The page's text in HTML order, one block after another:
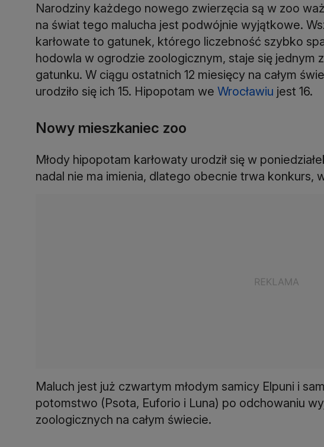
Narodziny każdego nowego zwierzęcia są w zoo
na świat tego malucha jest podwójnie wyjątkowe.
karłowate to gatunek, którego liczebność szybko
hodowla w ogrodzie zoologicznym, staje się jednym
gatunku. W ciągu ostatnich 12 miesięcy na całym
urodziło się ich 15. Hipopotam we Wrocławiu jest 16.
Nowy mieszkaniec zoo
Młody hipopotam karłowaty urodził się w
nadal nie ma imienia, dlatego obecnie trwa konkurs,
Maluch jest już czwartym młodym samicy Elpuni i
potomstwo (Psota, Euforio i Luna) po odchowaniu
zoologicznych na całym świecie.